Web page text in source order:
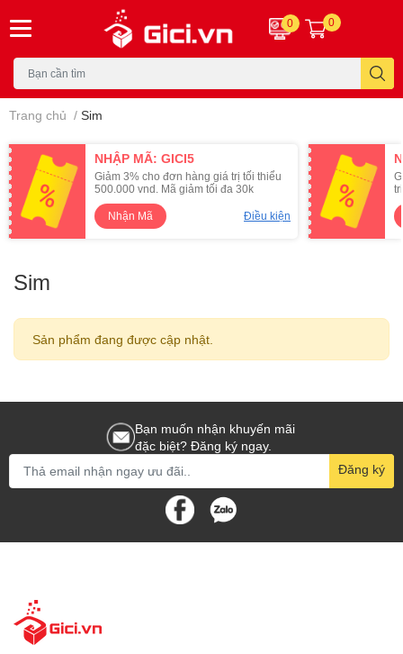
0 0
Trang chủ / Sim
NHẬP MÃ: GICI5
Giảm 3% cho đơn hàng giá trị tối thiểu
500.000 vnd. Mã giảm tối đa 30k
Nhận Mã
Điều kiện
Sim
Sản phẩm đang được cập nhật.
Bạn muốn nhận khuyến mãi
đặc biệt? Đăng ký ngay.
Đăng ký